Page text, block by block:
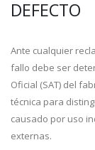
DEFECTO
Ante cualquier
fallo debe ser
Oficial (SAT) del
técnica para
causado por uso
externas.